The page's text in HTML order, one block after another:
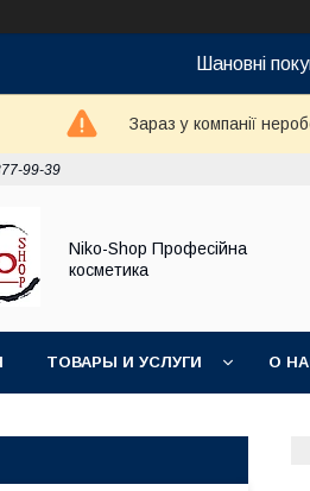
Шановні
Зараз у компанії
99-39
Niko-Shop Професійна
косметика
ТОВАРЫ И УСЛУГИ О